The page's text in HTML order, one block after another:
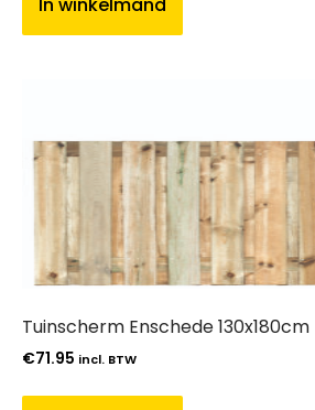
Tuinscherm Enschede 130x180cm
€71.95 incl. BTW